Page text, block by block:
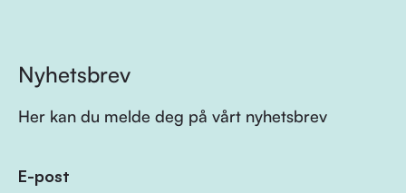
Nyhetsbrev
Her kan du melde deg på vårt nyhetsbrev
E-post